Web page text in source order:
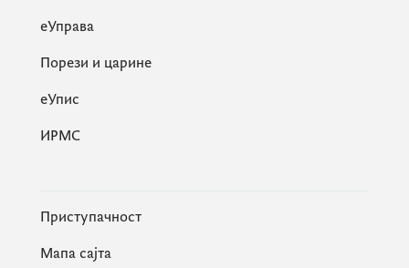
еУправа
Порези и царине
eУпис
ИРМС
Приступачност
Мапа сајта